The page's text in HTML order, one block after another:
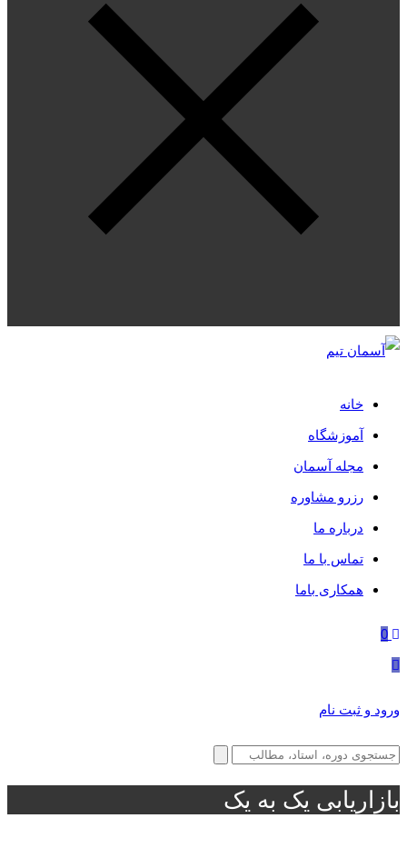
خانه
آموزشگاه
مجله آسمان
رزرو مشاوره
درباره ما
تماس با ما
همکاری باما
0
ورود و ثبت نام
بازاریابی یک به یک